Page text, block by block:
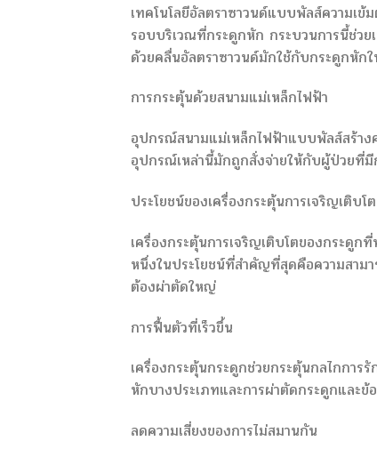
เทคโนโลยีอัลตราซาวนด์แบบพัลส์ความเข้
รอบบริเวณที่กระดูกหัก กระบวนการนี้ช่วย
ด้วยคลื่นอัลตราซาวนด์มักใช้กับกระดูกหัก
การกระตุ้นด้วยสนามแม่เหล็กไฟฟ้า
อุปกรณ์สนามแม่เหล็กไฟฟ้าแบบพัลส์สร้าง
อุปกรณ์เหล่านี้มักถูกสั่งจ่ายให้กับผู้ป่วยที่มี
ประโยชน์ของเครื่องกระตุ้นการเจริญเติบโ
เครื่องกระตุ้นการเจริญเติบโตของกระดู
หนึ่งในประโยชน์ที่สำคัญที่สุดคือความสามา
ต้องผ่าตัดใหญ่
การฟื้นตัวที่เร็วขึ้น
เครื่องกระตุ้นกระดูกช่วยกระตุ้นกลไกการ
หักบางประเภทและการผ่าตัดกระดูกและข้อ
ลดความเสี่ยงของการไม่สมานกัน